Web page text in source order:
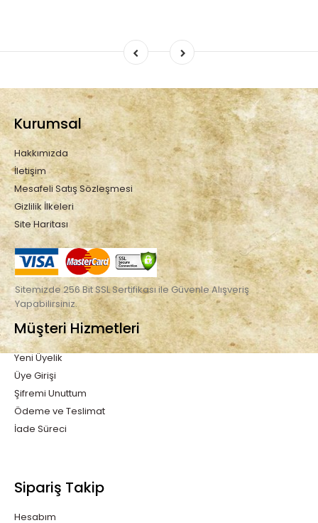
Kurumsal
Hakkımızda
İletişim
Mesafeli Satış Sözleşmesi
Gizlilik İlkeleri
Site Haritası
Sitemizde 256 Bit SSL Sertifikası ile Güvenle Alışveriş
Yapabilirsiniz.
Müşteri Hizmetleri
Yeni Üyelik
Üye Girişi
Şifremi Unuttum
Ödeme ve Teslimat
İade Süreci
Sipariş Takip
Hesabım